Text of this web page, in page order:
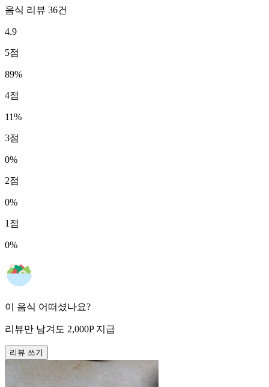
음식 리뷰 36건
4.9
5점
89%
4점
11%
3점
0%
2점
0%
1 점
0%
이 음식 어떠셨나요?
리뷰만 남겨도 2,000P 지급
리뷰 쓰기